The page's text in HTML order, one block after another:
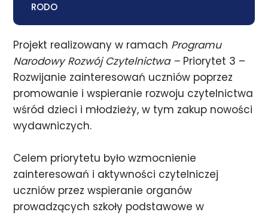
RODO
Projekt realizowany w ramach Programu
Narodowy Rozwój Czytelnictwa – Priorytet 3 –
Rozwijanie zainteresowań uczniów poprzez
promowanie i wspieranie rozwoju czytelnictwa
wśród dzieci i młodzieży, w tym zakup nowości
wydawniczych.
Celem priorytetu było wzmocnienie
zainteresowań i aktywności czytelniczej
uczniów przez wspieranie organów
prowadzących szkoły podstawowe w